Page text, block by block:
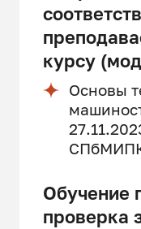
курсу
Основы
Обучение
проверка